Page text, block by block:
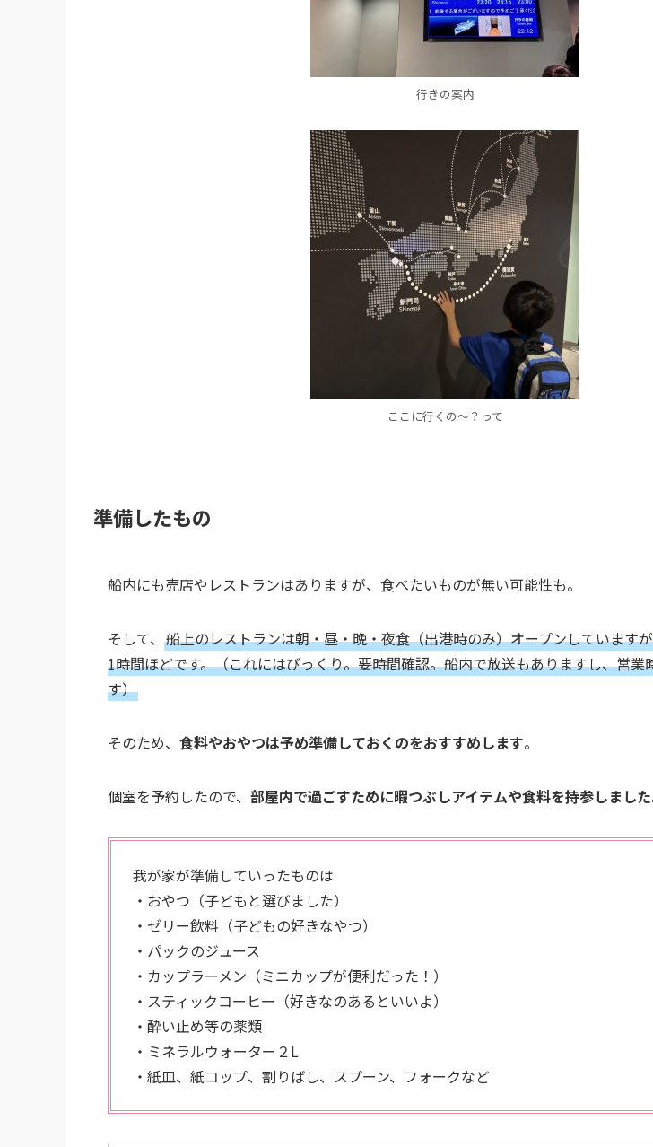
行きの案内
ここに行くの～？って
準備したもの
船内にも売店やレストランはありますが、食べたいものが無い可能性も。
そして、 船上のレストランは朝・昼・晩・夜食（出港時のみ）オープンしています
1時間ほどです。（これにはびっくり。要時間確認。船内で放送もありますし、営業
す）
そのため、 食料やおやつは予め準備しておくのをおすすめします。
個室を予約したので、 部屋内で過ごすために暇つぶしアイテムや食料を持参しました
我が家が準備していったものは
・おやつ（子どもと選びました）
・ゼリー飲料（子どもの好きなやつ）
・パックのジュース
・カップラーメン（ミニカップが便利だった！）
・スティックコーヒー（好きなのあるといいよ）
・酔い止め等の薬類
・ミネラルウォーター２L
・紙皿、紙コップ、割りばし、スプーン、フォークなど